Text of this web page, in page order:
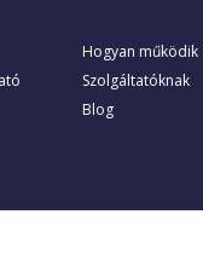
Hogyan működik
Szolgáltatóknak
Blog